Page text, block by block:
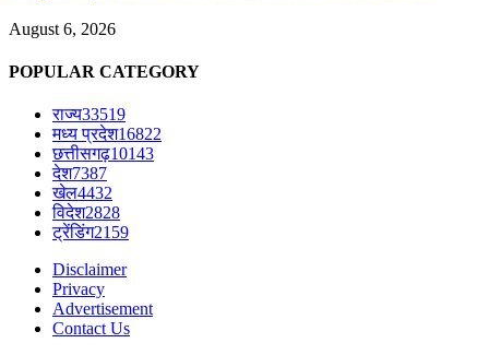
August 6, 2026
POPULAR CATEGORY
राज्य33519
मध्य प्रदेश16822
छत्तीसगढ़10143
देश7387
खेल4432
विदेश2828
ट्रेंडिंग2159
Disclaimer
Privacy
Advertisement
Contact Us